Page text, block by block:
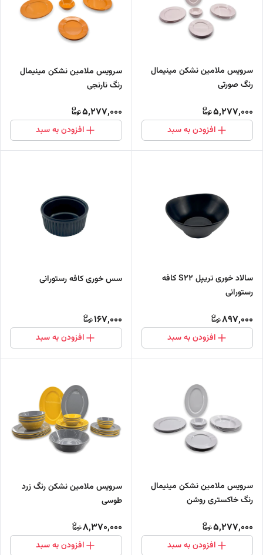
سرویس ملامین نشکن مینیمال
رنگ صورتی
5,277,000
افزودن به سبد
سرویس ملامین نشکن مینیمال
رنگ نارنجی
5,277,000
افزودن به سبد
سالاد خوری تریپل S22 کافه
رستورانی
897,000
افزودن به سبد
سس خوری کافه رستورانی
167,000
افزودن به سبد
سرویس ملامین نشکن مینیمال
رنگ خاکستری روشن
5,277,000
افزودن به سبد
سرویس ملامین نشکن رنگ زرد
طوسی
8,370,000
افزودن به سبد